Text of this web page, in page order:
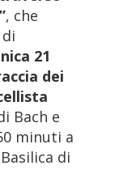
, che
21
dei
Bach e
minuti a
di